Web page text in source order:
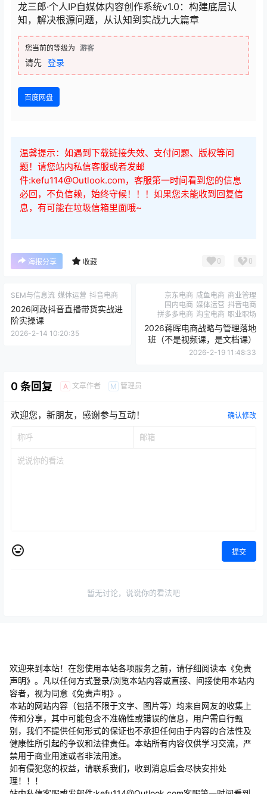
龙三郎·个人IP自媒体内容创作系统v1.0：构建底层认
知，解决根源问题，从认知到实战九大篇章
您当前的等级为 游客
请先 登录
百度网盘
温馨提示：如遇到下载链接失效、支付问题、版权等问
题！请您站内私信客服或者发邮
件:kefu114@Outlook.com，客服第一时间看到您的信息
必回，不负信赖，始终守候！！！如果您未能收到回复信
息，有可能在垃圾信箱里面哦~
海报分享 收藏 0 0
SEM与信息流 媒体运营 抖音电商
2026阿政抖音直播带货实战进
阶实操课
2026-2-14 10:20:35
京东电商 咸鱼电商 商业管理
国内电商 媒体运营 抖音电商
拼多多电商 淘宝电商 职业职场
2026蒋晖电商战略与管理落地
班（不是视频课，是文档课）
2026-2-19 11:48:33
0 条回复 A 文章作者 M 管理员
欢迎您，新朋友，感谢参与互动！ 确认修改
提交
暂无讨论，说说你的看法吧
欢迎来到本站！在您使用本站各项服务之前，请仔细阅读本《免责
声明》。凡以任何方式登录/浏览本站内容或直接、间接使用本站内
容者，视为同意《免责声明》。
本站的网站内容（包括不限于文字、图片等）均来自网友的收集上
传和分享，其中可能包含不准确性或错误的信息，用户需自行甄
别，我们不提供任何形式的保证也不承担任何由于内容的合法性及
健康性所引起的争议和法律责任。本站所有内容仅供学习交流，严
禁用于商业用途或者非法用途。
​如有侵犯您的权益，请联系我们，收到消息后会尽快安排处
理！！！